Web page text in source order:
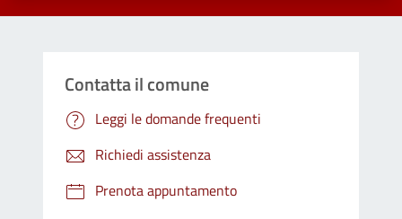
Contatta il comune
Leggi le domande frequenti
Richiedi assistenza
Prenota appuntamento